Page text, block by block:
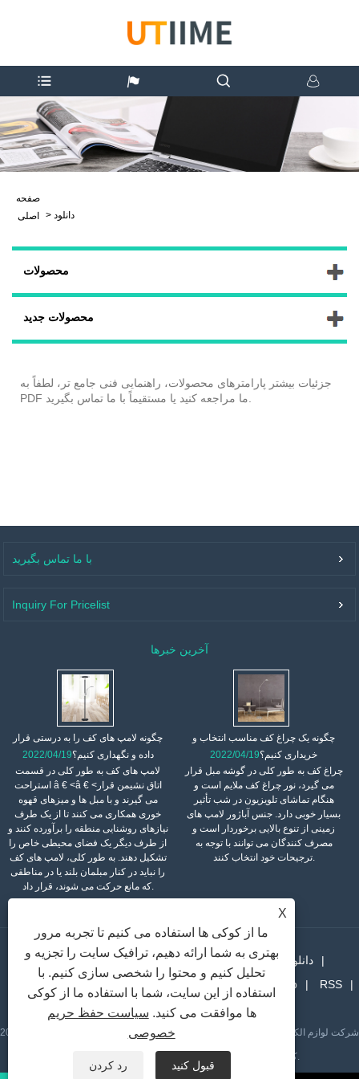
صفحه
اصلی
> دانلود
محصولات
محصولات جدید
جزئیات بیشتر پارامترهای محصولات، راهنمایی فنی جامع تر، لطفاً به
X
ما از کوکی ها استفاده می کنیم تا تجربه مرور
بهتری به شما ارائه دهیم، ترافیک سایت را تجزیه و
تحلیل کنیم و محتوا را شخصی سازی کنیم. با
استفاده از این سایت، شما با استفاده ما از کوکی
ها موافقت می کنید. سیاست حفظ حریم
خصوصی
رد کردن قبول کنید
با ما تماس بگیرید
Inquiry For Pricelist
آخرین خبرها
چگونه لامپ های کف را به درستی قرار
داده و نگهداری کنیم؟2022/04/19
لامپ های کف به طور کلی در قسمت
استراحت â € <â € <اتاق نشیمن قرار
می گیرند و با مبل ها و میزهای قهوه
خوری همکاری می کنند تا از یک طرف
نیازهای روشنایی منطقه را برآورده کنند و
از طرف دیگر یک فضای محیطی خاص را
تشکیل دهند. به طور کلی، لامپ های کف
را نباید در کنار مبلمان بلند یا در مناطقی
که مانع حرکت می شوند، قرار داد.
چگونه یک چراغ کف مناسب انتخاب و
خریداری کنیم؟2022/04/19
چراغ کف به طور کلی در گوشه مبل قرار
می گیرد، نور چراغ کف ملایم است و
هنگام تماشای تلویزیون در شب تأثیر
بسیار خوبی دارد. جنس آباژور لامپ های
زمینی از تنوع بالایی برخوردار است و
مصرف کنندگان می توانند با توجه به
ترجیحات خود انتخاب کنند.
صفحه اصلی درباره ما محصولات اخبار
دانلود
ارسال استعلام
با ما تماس بگیرید پیوندها Sitemap
RSS
XML
Privacy Policy
کپی رایت © 2022 UTIIME (FOSHAN) شرکت لوازم الکتریکی ، با مسئولیت محدود. - لامپ
کف ، لامپ میز ، لامپ کف سه پایه - کلیه حقوق محفوظ است.